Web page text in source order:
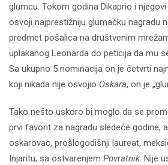
glumcu. Tokom godina Dikaprio i
osvoji najprestižniju glumačku nagradu
predmet pošalica na društvenim
uplakanog Leonarda do peticija da mu
Sa ukupno 5 nominacija on je četvrti
koji nikada nije osvojio Oskara, on je
Tako nešto uskoro bi moglo da se
prvi favorit za nagradu sledeće godine,
oskarovac, prošlogodišnji laureat,
Injaritu, sa ostvarenjem Povratnik. Nije